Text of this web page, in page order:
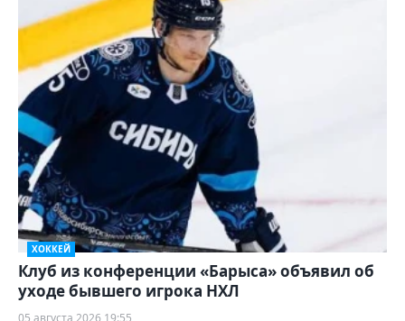
ХОККЕЙ
Клуб из конференции «Барыса» объявил об
уходе бывшего игрока НХЛ